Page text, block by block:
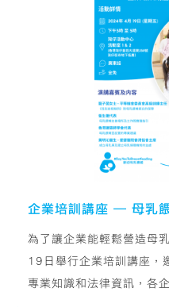
企業培訓講座 – 母乳
為了讓企業能輕鬆營造母
19日舉行企業培訓講座，
專業知識和法律資訊，各